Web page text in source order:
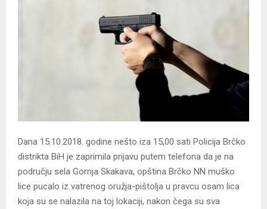
Dana 15.10.2018. godine nešto iza 15,00 sati Policija Brčko
distrikta BiH je zaprimila prijavu putem telefona da je na
području sela Gornja Skakava, opština Brčko NN muško
lice pucalo iz vatrenog oružja-pištolja u pravcu osam lica
koja su se nalazila na toj lokaciji, nakon čega su sva